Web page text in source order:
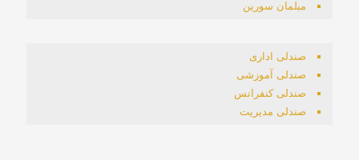
مبلمان سورین
صندلی اداری
صندلی آموزشی
صندلی کنفرانس
صندلی مدیریت